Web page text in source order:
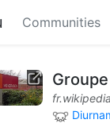
Communities